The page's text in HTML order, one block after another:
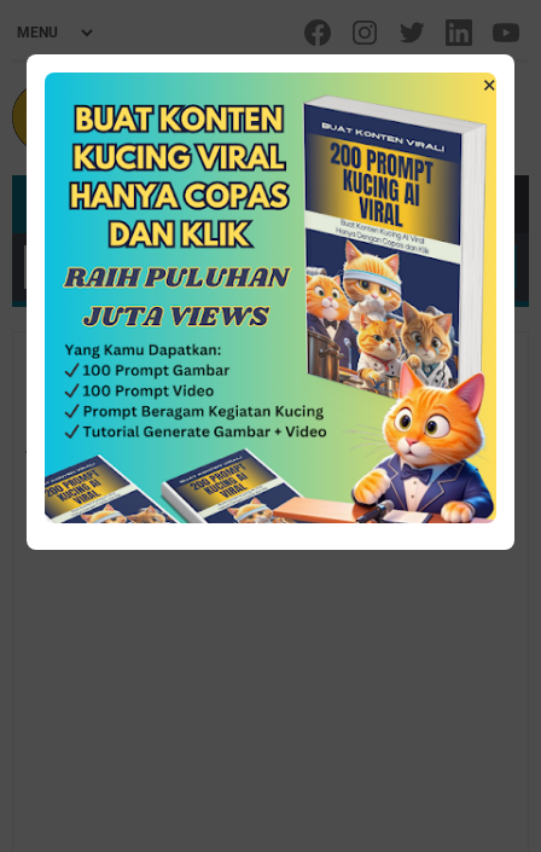
/Inspirasi / Kisah.Ulama
Kisah Ketika Jempol Imam Nawawi
Al Bantani Mengeluarkan Cahaya
By InSan Media Group March 26, 2021 Post a Comment
×